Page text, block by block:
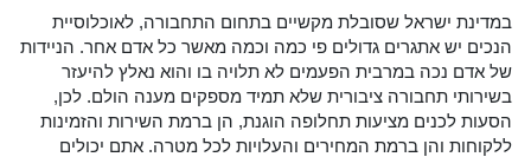
במדינת ישראל שסובלת מקשיים בתחום התחבורה, לאוכלוסיית
הנכים יש אתגרים גדולים פי כמה וכמה מאשר כל אדם אחר. הניידות
של אדם נכה במרבית הפעמים לא תלויה בו והוא נאלץ להיעזר
בשירותי תחבורה ציבורית שלא תמיד מספקים מענה הולם. לכן,
הסעות לכנים מציעות תחלופה הוגנת, הן ברמת השירות והזמינות
ללקוחות והן ברמת המחירים והעלויות לכל מטרה. אתם יכולים